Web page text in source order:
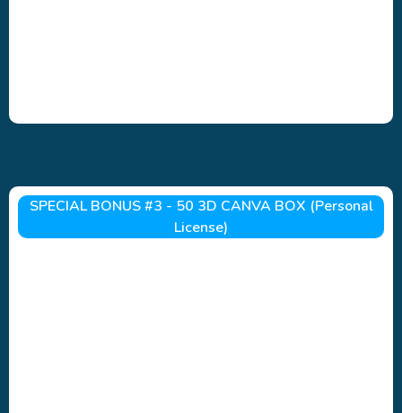
SPECIAL BONUS #3 - 50 3D CANVA BOX (Personal
License)